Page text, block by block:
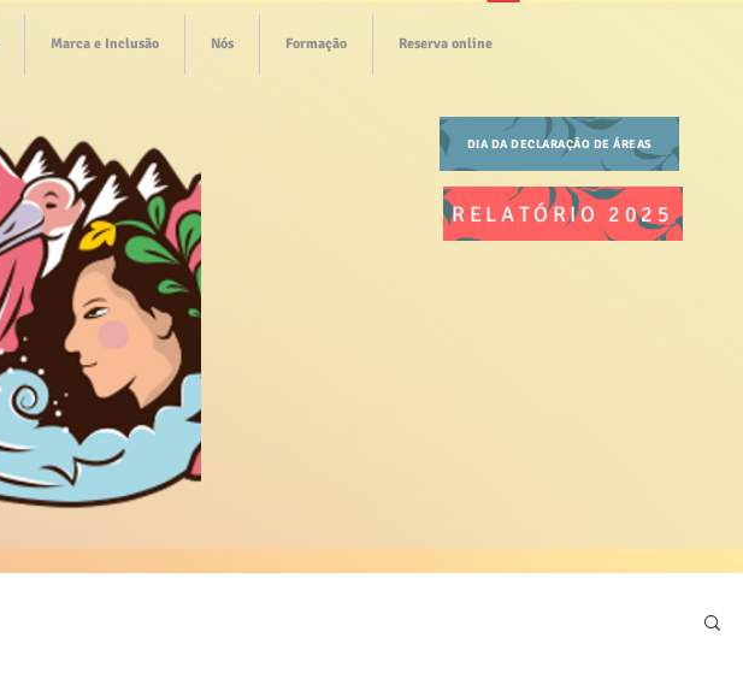
RELATÓRIO 2025
DIA DA DECLARAÇÃO DE ÁREAS
Marca e Inclusão Nós Formação Reserva online